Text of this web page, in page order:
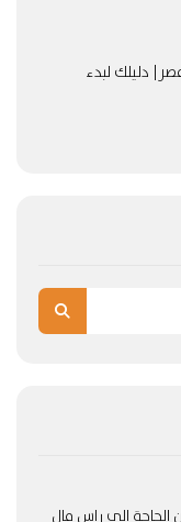
دليلك لبدء
الحاجة الى راس مال